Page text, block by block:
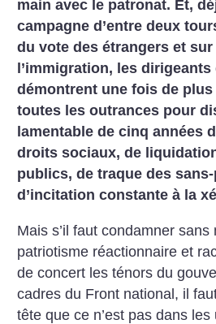
main avec le patronat. Et,
campagne d’entre deux
du vote des étrangers et
l’immigration, les dirigeants
démontrent une fois de
toutes les outrances pour
lamentable de cinq années
droits sociaux, de
publics, de traque des
d’incitation constante à la
Mais s’il faut condamner
patriotisme réactionnaire et
de concert les ténors du
cadres du Front national, il
tête que ce n’est pas dans